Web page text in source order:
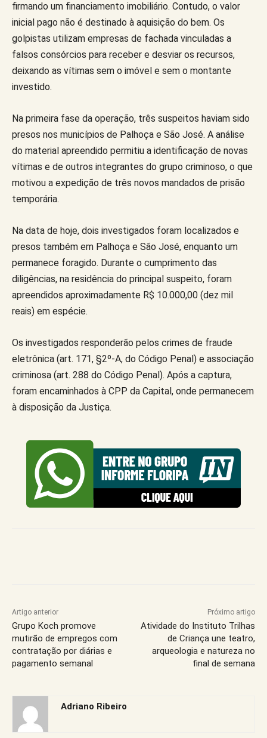
firmando um financiamento imobiliário. Contudo, o valor
inicial pago não é destinado à aquisição do bem. Os
golpistas utilizam empresas de fachada vinculadas a
falsos consórcios para receber e desviar os recursos,
deixando as vítimas sem o imóvel e sem o montante
investido.
Na primeira fase da operação, três suspeitos haviam sido
presos nos municípios de Palhoça e São José. A análise
do material apreendido permitiu a identificação de novas
vítimas e de outros integrantes do grupo criminoso, o que
motivou a expedição de três novos mandados de prisão
temporária.
Na data de hoje, dois investigados foram localizados e
presos também em Palhoça e São José, enquanto um
permanece foragido. Durante o cumprimento das
diligências, na residência do principal suspeito, foram
apreendidos aproximadamente R$ 10.000,00 (dez mil
reais) em espécie.
Os investigados responderão pelos crimes de fraude
eletrônica (art. 171, §2º-A, do Código Penal) e associação
criminosa (art. 288 do Código Penal). Após a captura,
foram encaminhados à CPP da Capital, onde permanecem
à disposição da Justiça.
Artigo anterior
Grupo Koch promove
mutirão de empregos com
contratação por diárias e
pagamento semanal
Próximo artigo
Atividade do Instituto Trilhas
de Criança une teatro,
arqueologia e natureza no
final de semana
Adriano Ribeiro